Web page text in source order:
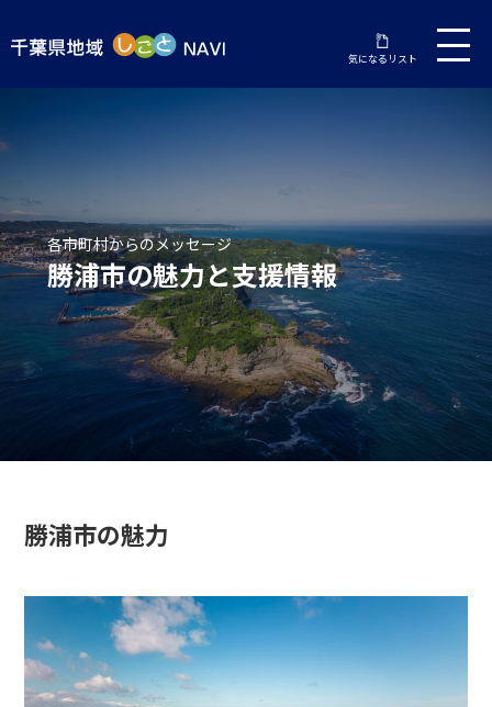
気になるリスト
勝浦市の魅力と支援情報
勝浦市の魅力